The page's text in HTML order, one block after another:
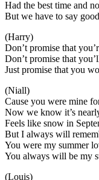
Had the best time and
But we have to say
(Harry)
Don’t promise that
Don’t promise that
Just promise that you
(Niall)
Cause you were mine
Now we know it’s
Feels like snow in
But I always will
You were my summer
You always will be my
(Louis)